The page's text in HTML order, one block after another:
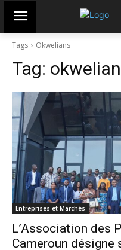
Tags Okwelians
Tag:
Entreprises et Marchés
L’Association des
Cameroun désigne